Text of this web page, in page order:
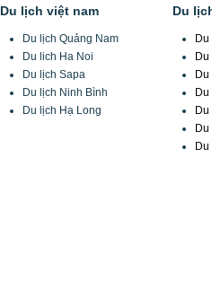
Du lịch việt nam
Du lịch Quảng Nam
Du lich Ha Noi
Du lịch Sapa
Du lịch Ninh Bình
Du lịch Hạ Long
Du